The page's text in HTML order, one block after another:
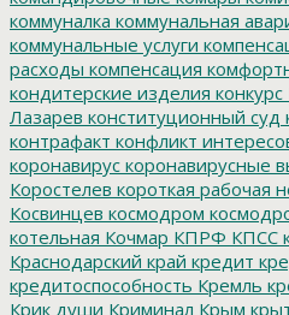
коммуналка коммунальная
коммунальные услуги
расходы компенсация
кондитерские изделия конкурс
Лазарев конституционный суд
контрафакт конфликт
коронавирус коронавирусные
Коростелев короткая рабочая
Косвинцев космодром
котельная Кочмар КПРФ КПСС
Краснодарский край кредит
кредитоспособность Кремль
Крик души Криминал Крым